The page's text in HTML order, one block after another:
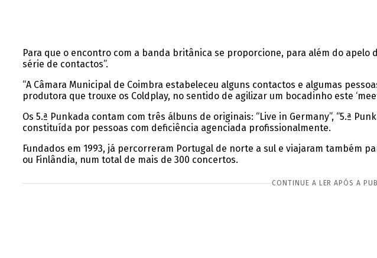
Para que o encontro com a banda britânica se proporcione, para além do apelo
série de contactos”.
“A Câmara Municipal de Coimbra estabeleceu alguns contactos e algumas
produtora que trouxe os Coldplay, no sentido de agilizar um bocadinho este
Os 5.ª Punkada contam com três álbuns de originais: “Live in Germany”, “5.ª
constituída por pessoas com deficiência agenciada profissionalmente.
Fundados em 1993, já percorreram Portugal de norte a sul e viajaram também
ou Finlândia, num total de mais de 300 concertos.
CONTINUE A LER APÓS A